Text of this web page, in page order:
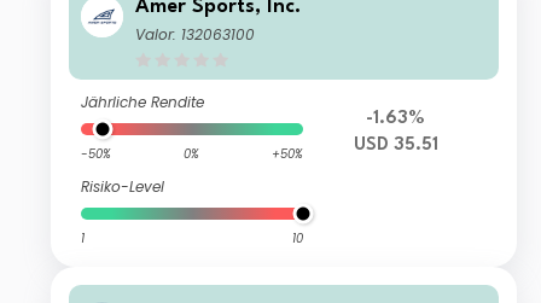
Amer Sports, Inc.
Valor: 132063100
Jährliche Rendite
-50% 0% +50%
Risiko-Level
1 10
-1.63%
USD 35.51